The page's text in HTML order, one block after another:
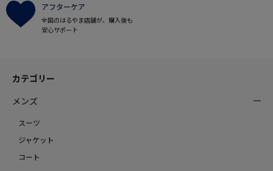
アフターケア
全国のはるやま店舗が、購入後も
安心サポート
カテゴリー
メンズ
スーツ
ジャケット
コート